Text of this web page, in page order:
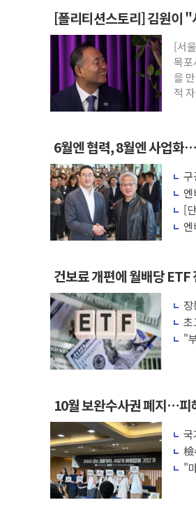
美, 이란전 출구
강릉·동해·삼
폐기물 수거하
서울 중랑구
李대통령 "결
추미애, '위안부'
인천 선재도 갯
인천서 말다툼
'화합' 꺼낸 김
[폴리티션스토리] 김원이
[서
목포
을
적
6월엔 협력, 8월엔 사업화
구
[
건보료 개편에 월배당
초
"
10월 보완수사권 폐지…피
국
檢
"